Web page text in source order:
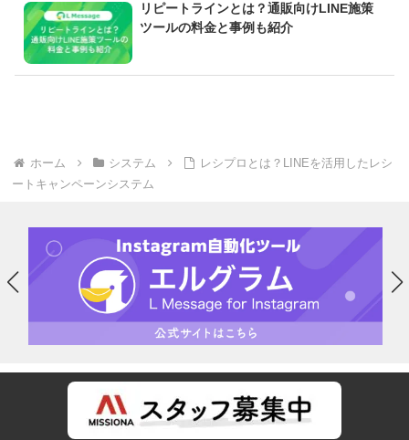
リピートラインとは？通販向けLINE施策
ツールの料金と事例も紹介
ホーム システム
レシプロとは？LINEを活用したレシ
ートキャンペーンシステム